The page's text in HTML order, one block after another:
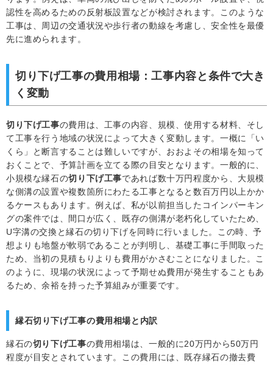
認性を高めるための反射板設置などが検討されます。このような
工事は、周辺の交通状況や歩行者の動線を考慮し、安全性を最優
先に進められます。
切り下げ工事の費用相場：工事内容と条件で大き
く変動
切り下げ工事の費用は、工事の内容、規模、使用する材料、そし
て工事を行う地域の状況によって大きく変動します。一概に「い
くら」と断言することは難しいですが、おおよその相場を知って
おくことで、予算計画を立てる際の目安となります。一般的に、
小規模な縁石の切り下げ工事であれば数十万円程度から、大規模
な側溝の設置や複数箇所にわたる工事となると数百万円以上かか
るケースもあります。例えば、私が以前担当したコインパーキン
グの案件では、間口が広く、既存の側溝が老朽化していたため、
U字溝の交換と縁石の切り下げを同時に行いました。この時、予
想よりも地盤が軟弱であることが判明し、基礎工事に手間取った
ため、当初の見積もりよりも費用がかさむことになりました。こ
のように、現場の状況によって予期せぬ費用が発生することもあ
るため、余裕を持った予算組みが重要です。
縁石切り下げ工事の費用相場と内訳
縁石の切り下げ工事の費用相場は、一般的に20万円から50万円
程度が目安とされています。この費用には、既存縁石の撤去費